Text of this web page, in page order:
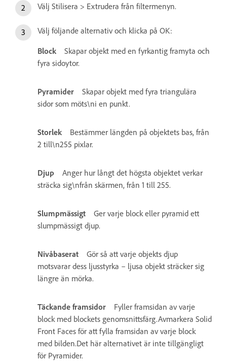
Välj Stilisera > Extrudera från filtermenyn.
Välj följande alternativ och klicka på OK:
Block
Skapar objekt med en fyrkantig framyta och
fyra sidoytor.
Pyramider
Skapar objekt med fyra triangulära
sidor som möts\ni en punkt.
Storlek
Bestämmer längden på objektets bas, från
2 till\n255 pixlar.
Djup
Anger hur långt det högsta objektet verkar
sträcka sig\nfrån skärmen, från 1 till 255.
Slumpmässigt
Ger varje block eller pyramid ett
slumpmässigt djup.
Nivåbaserat
Gör så att varje objekts djup
motsvarar dess ljusstyrka – ljusa objekt sträcker sig
längre än mörka.
Täckande framsidor
Fyller framsidan av varje
block med blockets genomsnittsfärg.Avmarkera Solid
Front Faces för att fylla framsidan av varje block
med bilden.Det här alternativet är inte tillgängligt
för Pyramider.